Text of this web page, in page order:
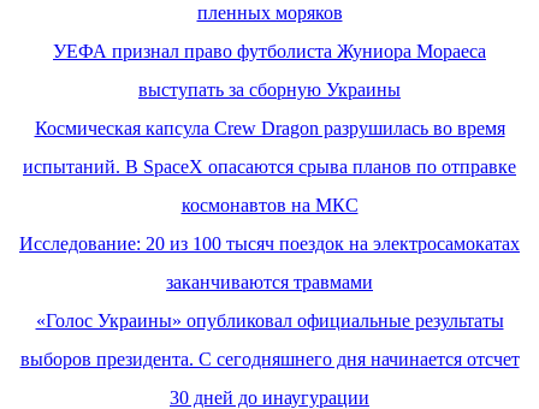
пленных моряков
УЕФА признал право футболиста Жуниора Мораеса
выступать за сборную Украины
Космическая капсула Crew Dragon разрушилась во время
испытаний. В SpaceX опасаются срыва планов по отправке
космонавтов на МКС
Исследование: 20 из 100 тысяч поездок на электросамокатах
заканчиваются травмами
«Голос Украины» опубликовал официальные результаты
выборов президента. С сегодняшнего дня начинается отсчет
30 дней до инаугурации